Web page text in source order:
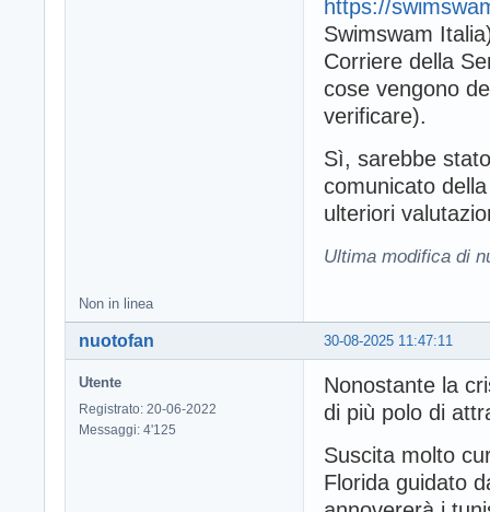
https://
Swimswam
Corriere della
cose vengono
verificare).
Sì, sarebbe
comunicato
ulteriori
Ultima modifica di
Non in linea
30-08-2025 11:47:11
nuotofan
Utente
Registrato: 20-06-2022
Messaggi: 4'125
Nonostante la
di più polo di
Suscita molto
Florida guidato